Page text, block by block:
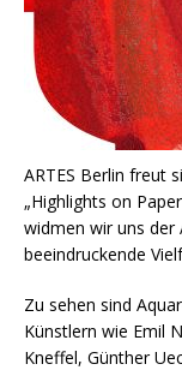
ARTES Berlin freut
„Highlights on
widmen wir uns der
beeindruckende
Zu sehen sind
Künstlern wie Emil
Kneffel, Günther